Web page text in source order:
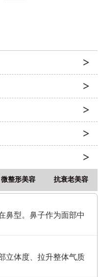
微整形美容 抗衰老美容
鼻型。鼻子作为面部中
立体度、拉升整体气质